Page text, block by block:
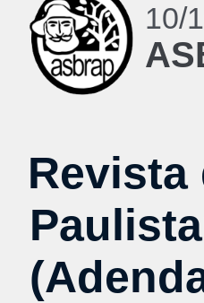
10/
Revista